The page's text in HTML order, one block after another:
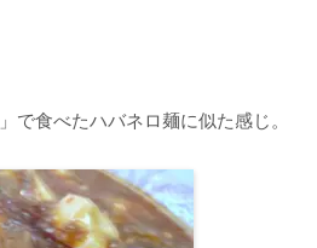
」で食べたハバネロ麺に似た感じ。